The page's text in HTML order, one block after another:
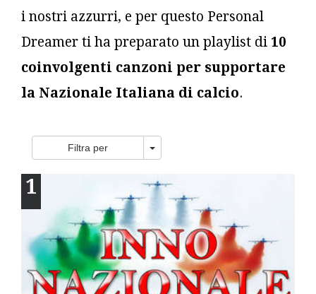
i nostri azzurri, e per questo Personal
Dreamer ti ha preparato un playlist di 10
coinvolgenti canzoni per supportare
la Nazionale Italiana di calcio.
Filtra per Toggle Dropdown
1